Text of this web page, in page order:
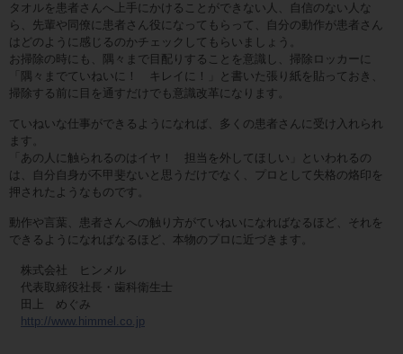
タオルを患者さんへ上手にかけることができない人、自信のない人な
ら、先輩や同僚に患者さん役になってもらって、自分の動作が患者さん
はどのように感じるのかチェックしてもらいましょう。
お掃除の時にも、隅々まで目配りすることを意識し、掃除ロッカーに
「隅々までていねいに！ キレイに！」と書いた張り紙を貼っておき、
掃除する前に目を通すだけでも意識改革になります。
ていねいな仕事ができるようになれば、多くの患者さんに受け入れられ
ます。
「あの人に触られるのはイヤ！ 担当を外してほしい」といわれるの
は、自分自身が不甲斐ないと思うだけでなく、プロとして失格の烙印を
押されたようなものです。
動作や言葉、患者さんへの触り方がていねいになればなるほど、それを
できるようになればなるほど、本物のプロに近づきます。
株式会社 ヒンメル
代表取締役社長・歯科衛生士
田上 めぐみ
http://www.himmel.co.jp